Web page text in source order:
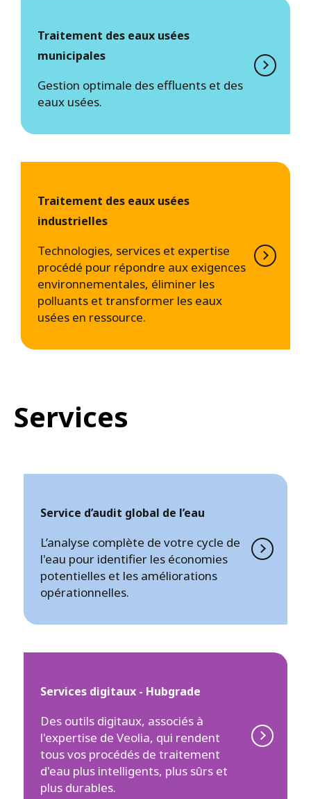
Traitement des eaux usées
municipales
Gestion optimale des effluents et des
eaux usées.
Traitement des eaux usées
industrielles
Technologies, services et expertise
procédé pour répondre aux exigences
environnementales, éliminer les
polluants et transformer les eaux
usées en ressource.
Services
Service d’audit global de l’eau
L’analyse complète de votre cycle de
l'eau pour identifier les économies
potentielles et les améliorations
opérationnelles.
Services digitaux - Hubgrade
Des outils digitaux, associés à
l'expertise de Veolia, qui rendent
tous vos procédés de traitement
d'eau plus intelligents, plus sûrs et
plus durables.